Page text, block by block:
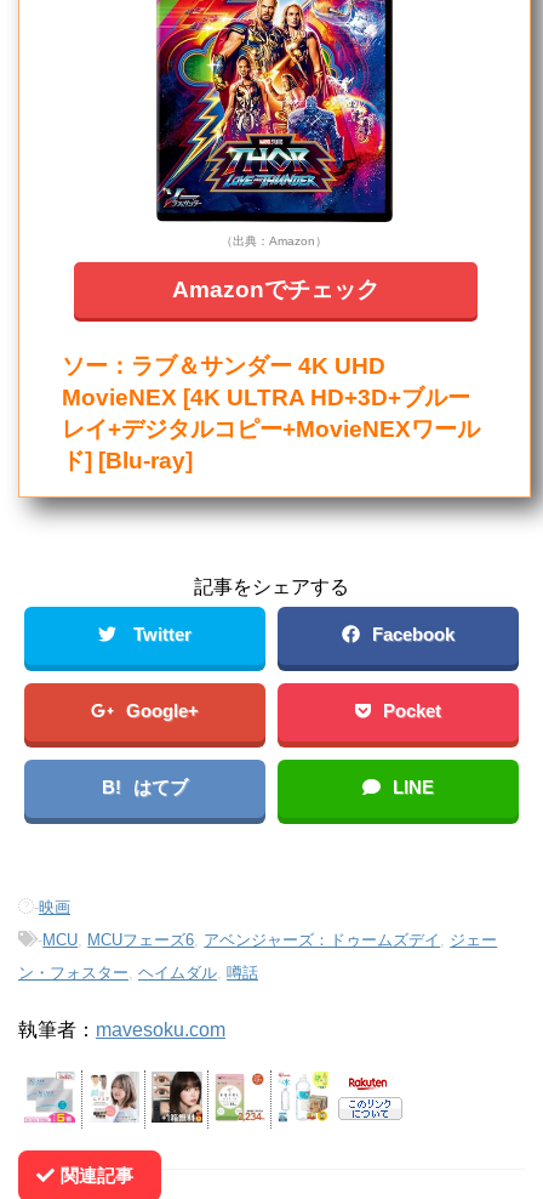
（出典：Amazon）
Amazonでチェック
ソー：ラブ＆サンダー 4K UHD
MovieNEX [4K ULTRA HD+3D+ブルー
レイ+デジタルコピー+MovieNEXワール
ド] [Blu-ray]
記事をシェアする
Twitter Facebook
Google+ Pocket
B! はてブ LINE
-映画
-MCU MCUフェーズ6 アベンジャーズ：ドゥームズデイ ジェー
ン・フォスター ヘイムダル 噂話
執筆者： mavesoku.com
関連記事